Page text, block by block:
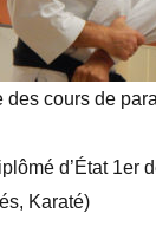
des cours de
d’État 1er
Karaté)